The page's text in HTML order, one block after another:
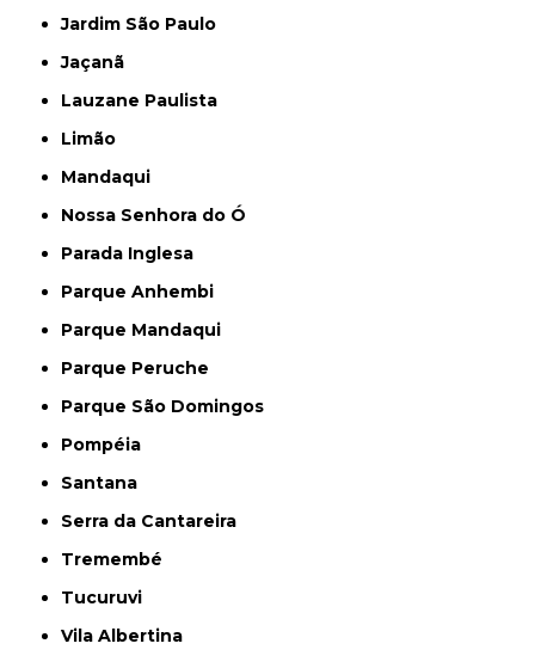
Jardim São Paulo
Jaçanã
Lauzane Paulista
Limão
Mandaqui
Nossa Senhora do Ó
Parada Inglesa
Parque Anhembi
Parque Mandaqui
Parque Peruche
Parque São Domingos
Pompéia
Santana
Serra da Cantareira
Tremembé
Tucuruvi
Vila Albertina